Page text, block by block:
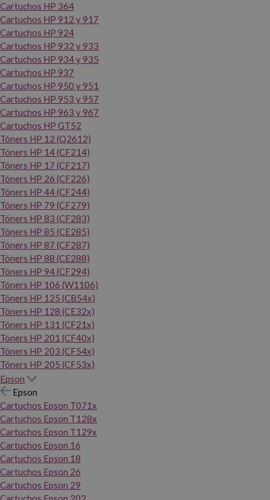
Cartuchos HP 364
Cartuchos HP 912 y 917
Cartuchos HP 924
Cartuchos HP 932 y 933
Cartuchos HP 934 y 935
Cartuchos HP 937
Cartuchos HP 950 y 951
Cartuchos HP 953 y 957
Cartuchos HP 963 y 967
Cartuchos HP GT52
Tóners HP 12 (Q2612)
Tóners HP 14 (CF214)
Tóners HP 17 (CF217)
Tóners HP 26 (CF226)
Tóners HP 44 (CF244)
Tóners HP 79 (CF279)
Tóners HP 83 (CF283)
Tóners HP 85 (CE285)
Tóners HP 87 (CF287)
Tóners HP 88 (CE288)
Tóners HP 94 (CF294)
Tóners HP 106 (W1106)
Tóners HP 125 (CB54x)
Tóners HP 128 (CE32x)
Tóners HP 131 (CF21x)
Tóners HP 201 (CF40x)
Tóners HP 203 (CF54x)
Tóners HP 205 (CF53x)
Epson
Epson
Cartuchos Epson T071x
Cartuchos Epson T128x
Cartuchos Epson T129x
Cartuchos Epson 16
Cartuchos Epson 18
Cartuchos Epson 26
Cartuchos Epson 29